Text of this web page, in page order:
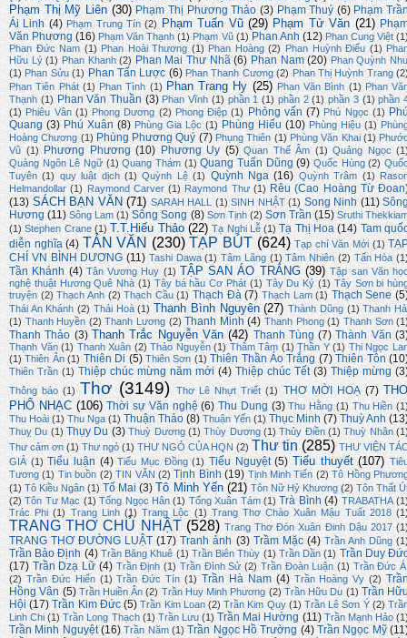
Phạm Thị Mỹ Liên (30) Phạm Thị Phương Thảo (3) Phạm Thuý (6) Phạm
Ái Linh (4) Phạm Trung Tín (2) Phạm Tuấn Vũ (29) Phạm Tử Văn (21)
Văn Phương (16) Phạm Văn Thạnh (1) Phạm Vũ (1) Phan Anh (12) Phan Cung Việt
Phan Đức Nam (1) Phan Hoài Thương (1) Phan Hoàng (2) Phan Huỳnh Điểu (1)
Hữu Lý (1) Phan Khanh (2) Phan Mai Thư Nhã (6) Phan Nam (20) Phan Quỳnh
(1) Phan Sửu (1) Phan Tấn Lược (6) Phan Thanh Cương (2) Phan Thị Huỳnh Trang
Phan Tiên Phát (1) Phan Tình (1) Phan Trang Hy (25) Phan Văn Bình (1) Phan
Thạnh (1) Phan Văn Thuần (3) Phan Vĩnh (1) phần 1 (1) phần 2 (1) phần 3 (1) phần
(1) Phiêu Vân (1) Phong Dương (2) Phong Điệp (1) Phỏng vấn (7) Phú Ngọc (1)
Quang (3) Phú Xuân (8) Phùng Gia Lộc (1) Phùng Hiếu (10) Phùng Hiệu (1)
Hoàng Chương (1) Phùng Phương Quý (7) Phụng Thiên (1) Phùng Văn Khai (1)
Vũ (1) Phương Phương (10) Phương Uy (5) Quan Thế Âm (1) Quảng Ngọc
Quảng Ngôn Lê Ngữ (1) Quang Thám (1) Quang Tuấn Dũng (9) Quốc Hùng (2)
Tuyên (1) quy luật dịch (1) Quỳnh Lệ (1) Quỳnh Nga (16) Quỳnh Trâm (1)
Helmandollar (1) Raymond Carver (1) Raymond Thư (1) Rêu (Cao Hoàng Từ
(13) SÁCH BẠN VĂN (71) SARAH HALL (1) SINH NHẬT (1) Song Ninh (11)
Hương (11) Sông Lam (1) Sông Song (8) Sơn Tịnh (2) Sơn Trần (15) Sruthi
(1) Stephen Crane (1) T.T.Hiếu Thảo (22) Tạ Nghi Lễ (1) Tạ Thị Hoa (14) Tam
diễn nghĩa (4) TẢN VĂN (230) TẠP BÚT (624) Tạp chí Văn Mới (1)
CHÍ VN BÌNH DƯƠNG (11) Tashi Dawa (1) Tâm Lãng (1) Tâm Nhiên (2) Tấn Hòa
Tần Khánh (4) Tân Vương Huy (1) TẬP SAN ÁO TRẮNG (39) Tập san Văn
nghệ thuật Hương Quê Nhà (1) Tây bá hầu Cơ Phát (1) Tây Du Ký (1) Tây Sơn bi
truyện (2) Thạch Anh (2) Thạch Cầu (1) Thạch Đà (7) Thạch Lam (1) Thạch Sene
Thái An Khánh (2) Thái Hoà (1) Thanh Bình Nguyên (27) Thành Dũng (1) Thanh
(1) Thanh Huyền (2) Thanh Lương (2) Thanh Minh (4) Thanh Phong (1) Thanh Sơn
Thanh Thảo (3) Thanh Trắc Nguyễn Văn (42) Thanh Tùng (7) Thành Văn
Thạnh Văn (1) Thanh Xuân (2) Thảo Nguyễn (1) Thâm Tâm (1) Thần Y (1) Thi Ngọc
(1) Thiên Ân (1) Thiên Di (5) Thiên Sơn (1) Thiên Thần Áo Trắng (7) Thiên Tôn
Thiên Trần (1) Thiệp chúc mừng năm mới (4) Thiệp chúc Tết (3) Thiệp mừng
Thông báo (1) Thơ (3149) Thơ Lê Nhựt Triết (1) THƠ MỜI HOẠ (7)
PHỔ NHẠC (106) Thời sự Văn nghệ (6) Thu Dung (3) Thu Hằng (1) Thu Hiền
Thu Hoài (1) Thu Nga (1) Thuận Thảo (8) Thuận Yến (1) Thục Minh (7) Thuỳ Anh
Thuỵ Du (1) Thụy Du (3) Thuỳ Dương (1) Thùy Dương (1) Thủy Điền (1) Thuỳ Nhân
Thư cảm ơn (1) Thư ngỏ (1) THƯ NGỎ CỦA HQN (2) Thư tin (285) THƯ VIỆN
GIẢ (1) Tiểu luận (4) Tiểu Mục Đồng (1) Tiểu Nguyệt (5) Tiểu thuyết (107)
Tương (1) Tin buồn (2) TIN VĂN (2) Tịnh Bình (19) Tịnh Minh Tiến (2) Tô Hồng
(1) Tô Kiều Ngân (1) Tố Mai (3) Tô Minh Yến (21) Tôn Nữ Hỷ Khương (2) Tôn Thất
(2) Tôn Tư Mạc (1) Tống Ngọc Hân (1) Tống Xuân Tám (1) Trà Bình (4) TRABATHA
Trác Phi (1) Trang Linh (1) Trang Lộc (1) Trang Thơ Chào Xuân Mậu Tuất 2018
TRANG THƠ CHỦ NHẬT (528) Trang Thơ Đón Xuân Đinh Dậu 2017
TRANG THƠ ĐƯỜNG LUẬT (17) Tranh ảnh (3) Trầm Mặc (4) Trần Anh Dũng
Trần Bảo Định (4) Trần Băng Khuê (1) Trần Biên Thùy (1) Trần Dần (1) Trần Duy
(17) Trần Dzạ Lữ (4) Trần Định (1) Trần Đình Sử (2) Trần Đoàn Luận (1) Trần Đức
(2) Trần Đức Hiển (1) Trần Đức Tín (1) Trần Hà Nam (4) Trần Hoàng Vy (2)
Hồng Vân (5) Trần Huiền Ân (2) Trần Huy Minh Phương (2) Trần Hữu Du (1) Trần
Hội (17) Trần Kim Đức (5) Trần Kim Loan (2) Trần Kim Quy (1) Trần Lê Sơn Ý (2)
Linh Chi (1) Trần Long Thạch (1) Trần Lưu (1) Trần Mai Hường (11) Trần Mạnh Hảo
Trần Minh Nguyệt (16) Trần Năm (1) Trần Ngọc Hồ Trường (4) Trần Ngọc Mỹ